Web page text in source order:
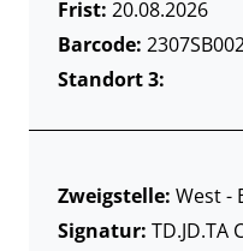
Frist: 20.08.2026
Barcode:
Standort 3:
Zweigstelle: West -
Signatur: TD.JD.TA